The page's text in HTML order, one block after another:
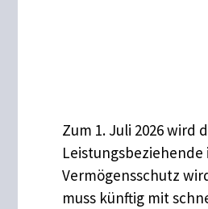
Zum 1. Juli 2026 wird
Vermögensschutz
muss künftig mit